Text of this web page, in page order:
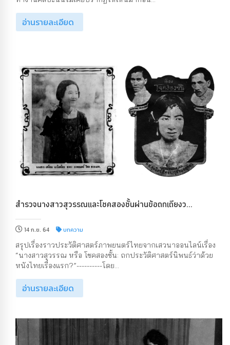
อ่านรายละเอียด
สำรวจนางสาวสุวรรณและโชคสองชั้นผ่านข้อถกเถียงว...
14 ก.ย. 64 บทความ
สรุปเรื่องราวประวัติศาสตร์ภาพยนตร์ไทยจากเสวนาออนไลน์เรื่อง
“นางสาวสุวรรณ หรือ โชคสองชั้น: ถกประวัติศาสตร์นิพนธ์ว่าด้วย
หนังไทยเรื่องแรก?”----------โดย...
อ่านรายละเอียด